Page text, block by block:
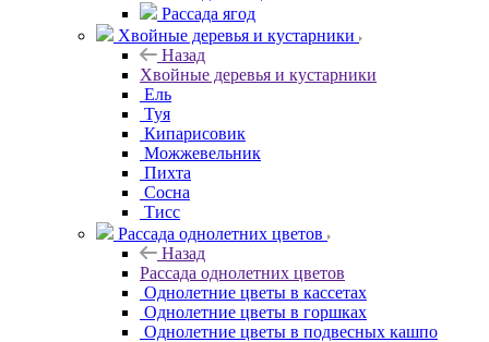
Рассада ягод
Хвойные деревья и кустарники
Назад
Хвойные деревья и кустарники
Ель
Туя
Кипарисовик
Можжевельник
Пихта
Сосна
Тисc
Рассада однолетних цветов
Назад
Рассада однолетних цветов
Однолетние цветы в кассетах
Однолетние цветы в горшках
Однолетние цветы в подвесных кашпо